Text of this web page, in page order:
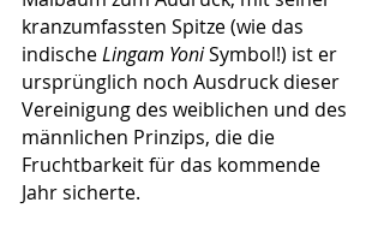
kranzumfassten Spitze (wie das
indische Lingam Yoni Symbol!) ist er
ursprünglich noch Ausdruck dieser
Vereinigung des weiblichen und des
männlichen Prinzips, die die
Fruchtbarkeit für das kommende
Jahr sicherte.